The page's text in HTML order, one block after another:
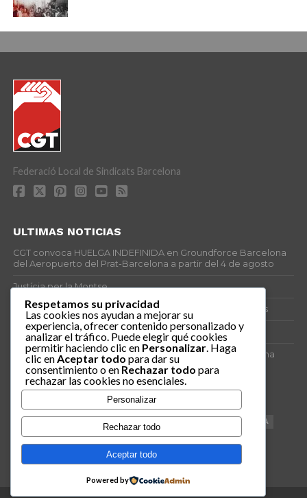
Federació Local de Sindicats Barcelona
ULTIMAS NOTICIAS
CGT convoca HUELGA INDEFINIDA en Groundforce Barcelona
del Aeropuerto del Prat-Barcelona a partir del 4 de agosto
Justícia per la Montse
25J – Día Mundial para la Prevención de los Ahogamientos
ERE encubierto en H&M Concentrix
Actes centrals 90 aniversari revolució social 1936. Programa
central i per dies. Materials de venda.
VAGA TELEMARKETING NETEJA
CONFERENCIA
DOCUMENTAL
SANITAT CATSALUT 061 ANTI-MWC
Respetamos su privacidad
Las cookies nos ayudan a mejorar su
experiencia, ofrecer contenido personalizado y
analizar el tráfico. Puede elegir qué cookies
permitir haciendo clic en Personalizar . Haga
clic en Aceptar todo para dar su
consentimiento o en Rechazar todo para
rechazar las cookies no esenciales.
Personalizar
Rechazar todo
Aceptar todo
Powered by